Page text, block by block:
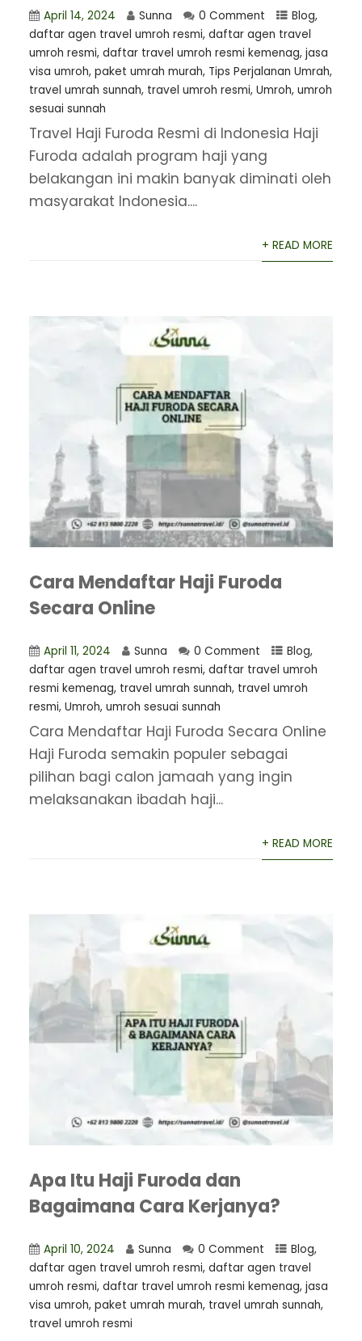
April 14, 2024 Sunna 0 Comment Blog,
daftar agen travel umroh resmi, ⁠daftar agen travel
umroh resmi, daftar travel umroh resmi kemenag, jasa
visa umroh, paket umrah murah, Tips Perjalanan Umrah,
travel umrah sunnah, travel umroh resmi, Umroh, umroh
sesuai sunnah
Travel Haji Furoda Resmi di Indonesia Haji
Furoda adalah program haji yang
belakangan ini makin banyak diminati oleh
masyarakat Indonesia....
+ READ MORE
Cara Mendaftar Haji Furoda
Secara Online
April 11, 2024 Sunna 0 Comment Blog,
⁠daftar agen travel umroh resmi, daftar travel umroh
resmi kemenag, travel umrah sunnah, travel umroh
resmi, Umroh, umroh sesuai sunnah
Cara Mendaftar Haji Furoda Secara Online
Haji Furoda semakin populer sebagai
pilihan bagi calon jamaah yang ingin
melaksanakan ibadah haji...
+ READ MORE
Apa Itu Haji Furoda dan
Bagaimana Cara Kerjanya?
April 10, 2024 Sunna 0 Comment Blog,
daftar agen travel umroh resmi, ⁠daftar agen travel
umroh resmi, daftar travel umroh resmi kemenag, jasa
visa umroh, paket umrah murah, travel umrah sunnah,
travel umroh resmi